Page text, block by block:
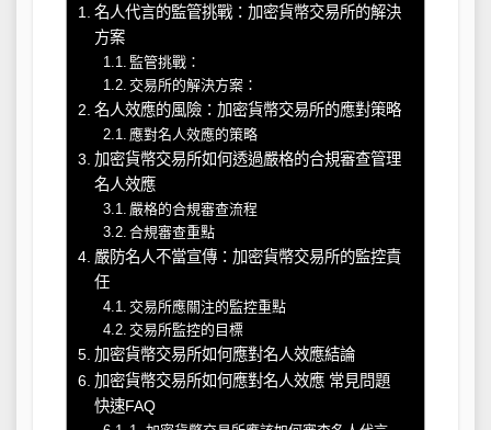
名人代言的監管挑戰：加密貨幣交易所的解決
方案
監管挑戰：
交易所的解決方案：
名人效應的風險：加密貨幣交易所的應對策略
應對名人效應的策略
加密貨幣交易所如何透過嚴格的合規審查管理
名人效應
嚴格的合規審查流程
合規審查重點
嚴防名人不當宣傳：加密貨幣交易所的監控責
任
交易所應關注的監控重點
交易所監控的目標
加密貨幣交易所如何應對名人效應結論
加密貨幣交易所如何應對名人效應 常見問題
快速FAQ